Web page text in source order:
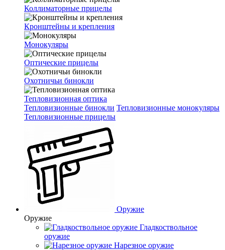
Коллиматорные прицелы
Кронштейны и крепления
Монокуляры
Оптические прицелы
Охотничьи бинокли
Тепловизионная оптика
Тепловизионные бинокли Тепловизионные монокуляры
Тепловизионные прицелы
Оружие
Оружие
Гладкоствольное
оружие
Нарезное оружие